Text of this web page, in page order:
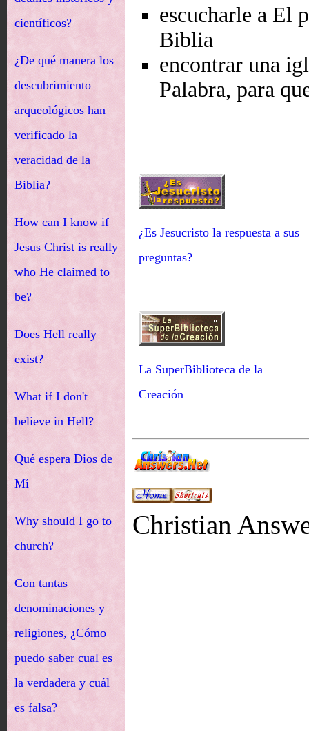
científicos?
¿De qué manera los
descubrimiento
arqueológicos han
verificado la
veracidad de la
Biblia?
How can I know if
Jesus Christ is really
who He claimed to
be?
Does Hell really
exist?
What if I don't
believe in Hell?
Qué espera Dios de
Mí
Why should I go to
church?
Con tantas
denominaciones y
religiones, ¿Cómo
puedo saber cual es
la verdadera y cuál
es falsa?
escucharle a El
Biblia
encontrar una
Palabra, para
¿Es Jesucristo la respuesta a sus
preguntas?
La SuperBiblioteca de la
Creación
Christian